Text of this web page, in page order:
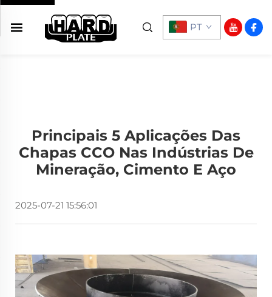
PT
Principais 5 Aplicações Das
Chapas CCO Nas Indústrias De
Mineração, Cimento E Aço
2025-07-21 15:56:01